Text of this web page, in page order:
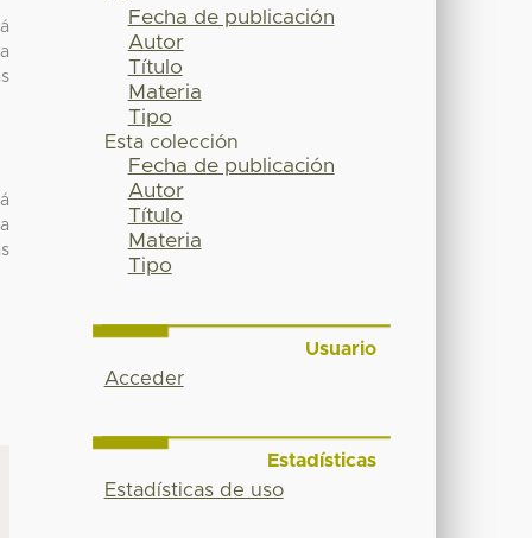
Fecha de publicación
Autor
Título
Materia
Tipo
Esta colección
Fecha de publicación
Autor
Título
Materia
Tipo
Usuario
Acceder
Estadísticas
Estadísticas de uso